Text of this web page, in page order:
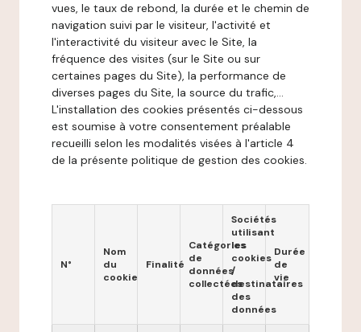
vues, le taux de rebond, la durée et le chemin de
navigation suivi par le visiteur, l'activité et
l'interactivité du visiteur avec le Site, la
fréquence des visites (sur le Site ou sur
certaines pages du Site), la performance de
diverses pages du Site, la source du trafic,...
L'installation des cookies présentés ci-dessous
est soumise à votre consentement préalable
recueilli selon les modalités visées à l'article 4
de la présente politique de gestion des cookies.
N°
Nom
du
cookie
Finalité
Catégories
de
données
collectées
Sociétés
utilisant
les
cookies
/
destinataires
des
données
Durée
de
vie